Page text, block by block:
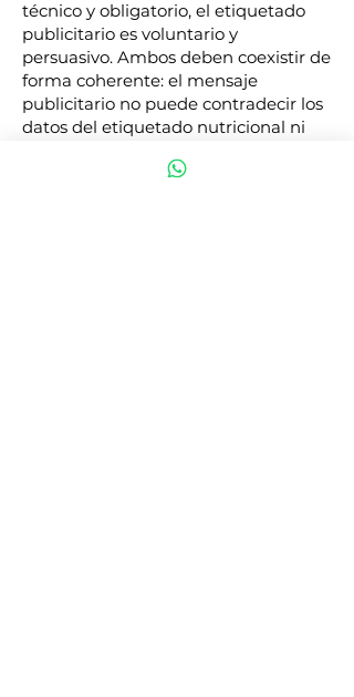
técnico y obligatorio, el etiquetado
publicitario es voluntario y
persuasivo. Ambos deben coexistir de
forma coherente: el mensaje
publicitario no puede contradecir los
datos del etiquetado nutricional ni